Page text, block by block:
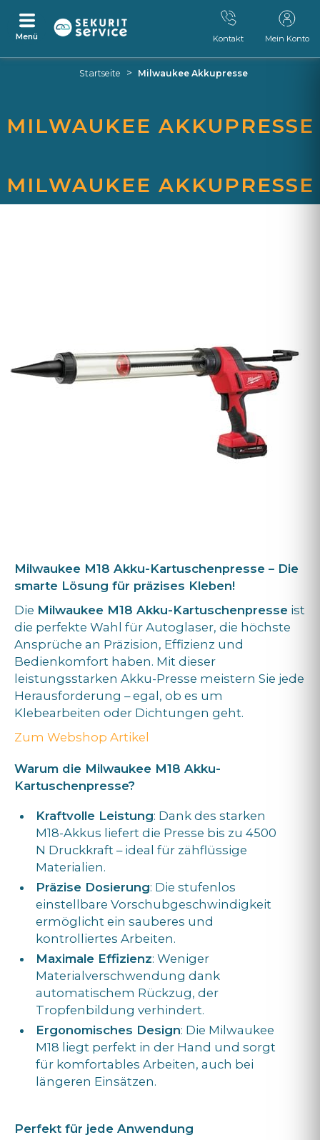
Zum
Zum
Navigationsmenü
Menü Mein Konto
Kontakt
Startseite > Milwaukee Akkupresse
MILWAUKEE AKKUPRESSE
MILWAUKEE AKKUPRESSE
Milwaukee M18 Akku-Kartuschenpresse – Die
smarte Lösung für präzises Kleben!
Die Milwaukee M18 Akku-Kartuschenpresse ist
die perfekte Wahl für Autoglaser, die höchste
Ansprüche an Präzision, Effizienz und
Bedienkomfort haben. Mit dieser
leistungsstarken Akku-Presse meistern Sie jede
Herausforderung – egal, ob es um
Klebearbeiten oder Dichtungen geht.
Zum Webshop Artikel
Warum die Milwaukee M18 Akku-
Kartuschenpresse?
Kraftvolle Leistung: Dank des starken
M18-Akkus liefert die Presse bis zu 4500
N Druckkraft – ideal für zähflüssige
Materialien.
Präzise Dosierung: Die stufenlos
einstellbare Vorschubgeschwindigkeit
ermöglicht ein sauberes und
kontrolliertes Arbeiten.
Maximale Effizienz: Weniger
Materialverschwendung dank
automatischem Rückzug, der
Tropfenbildung verhindert.
Ergonomisches Design: Die Milwaukee
M18 liegt perfekt in der Hand und sorgt
für komfortables Arbeiten, auch bei
längeren Einsätzen.
Perfekt für jede Anwendung